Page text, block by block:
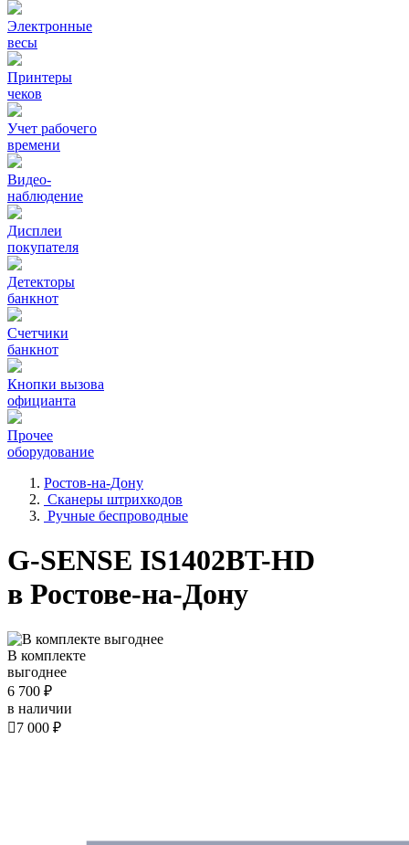
Электронные
весы
Принтеры
чеков
Учет рабочего
времени
Видео‑
наблюдение
Дисплеи
покупателя
Детекторы
банкнот
Счетчики
банкнот
Кнопки вызова
официанта
Прочее
оборудование
Ростов-на-Дону
Сканеры штрихкодов
Ручные беспроводные
G-SENSE IS1402BT-HD
в Ростове-на-Дону
В комплекте
выгоднее
6 700 ₽
в наличии
7 000 ₽